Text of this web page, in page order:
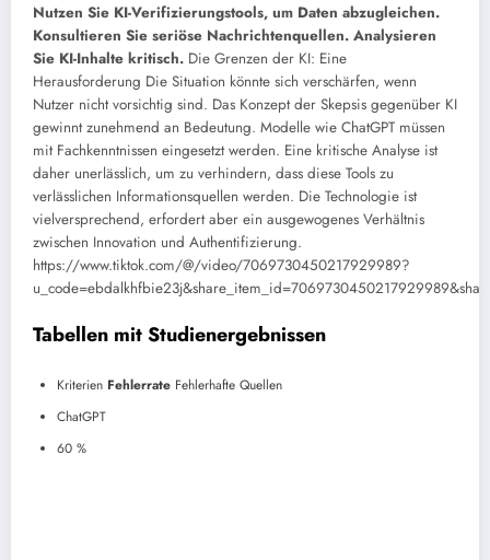
Nutzen Sie KI-Verifizierungstools, um Daten abzugleichen.
Konsultieren Sie seriöse Nachrichtenquellen. Analysieren
Sie KI-Inhalte kritisch. Die Grenzen der KI: Eine
Herausforderung Die Situation könnte sich verschärfen, wenn
Nutzer nicht vorsichtig sind. Das Konzept der Skepsis gegenüber KI
gewinnt zunehmend an Bedeutung. Modelle wie ChatGPT müssen
mit Fachkenntnissen eingesetzt werden. Eine kritische Analyse ist
daher unerlässlich, um zu verhindern, dass diese Tools zu
verlässlichen Informationsquellen werden. Die Technologie ist
vielversprechend, erfordert aber ein ausgewogenes Verhältnis
zwischen Innovation und Authentifizierung.
https://www.tiktok.com/@/video/7069730450217929989?
Tabellen mit Studienergebnissen
Kriterien Fehlerrate Fehlerhafte Quellen
ChatGPT
60 %